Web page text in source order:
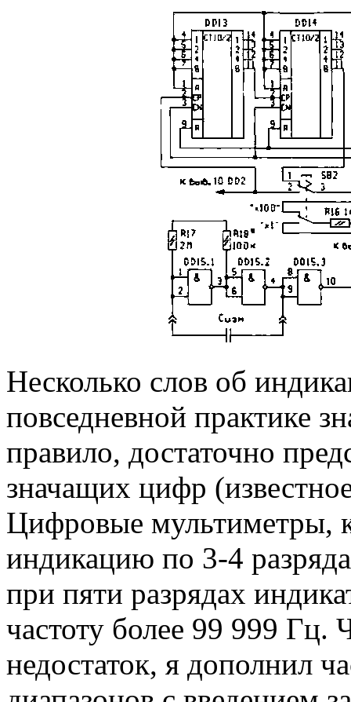
Несколько слов об
повседневной практике
правило, достаточно
значащих цифр
Цифровые мультиметры,
индикацию по 3-4
при пяти разрядах
частоту более 99 999 Гц.
недостаток, я дополнил